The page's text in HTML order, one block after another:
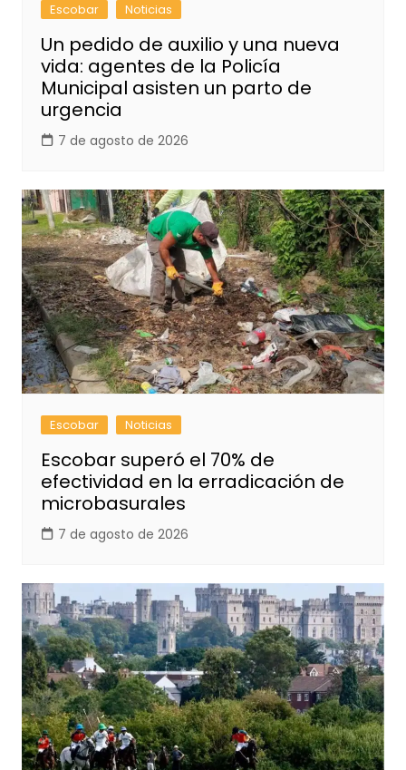
Escobar Noticias
Un pedido de auxilio y una nueva
vida: agentes de la Policía
Municipal asisten un parto de
urgencia
7 de agosto de 2026
Escobar Noticias
Escobar superó el 70% de
efectividad en la erradicación de
microbasurales
7 de agosto de 2026